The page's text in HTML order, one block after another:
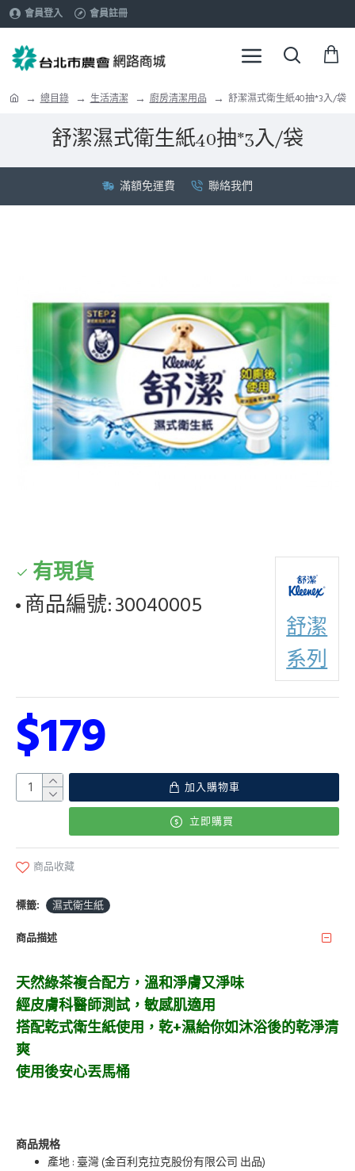
會員登入 會員註冊
總目錄 生活清潔 廚房清潔用品 舒潔濕式衛生紙40抽*3入/袋
舒潔濕式衛生紙40抽*3入/袋
滿額免運費 聯絡我們
$179
有現貨
商品編號:30040005
舒潔
系列
加入購物車
立即購買
商品收藏
標籤: 濕式衛生紙
商品描述
天然綠茶複合配方，溫和淨膚又淨味
經皮膚科醫師測試，敏感肌適用
搭配乾式衛生紙使用，乾+濕給你如沐浴後的乾淨清
爽
使用後安心丟馬桶
商品規格
產地 : 臺灣 (金百利克拉克股份有限公司 出品)